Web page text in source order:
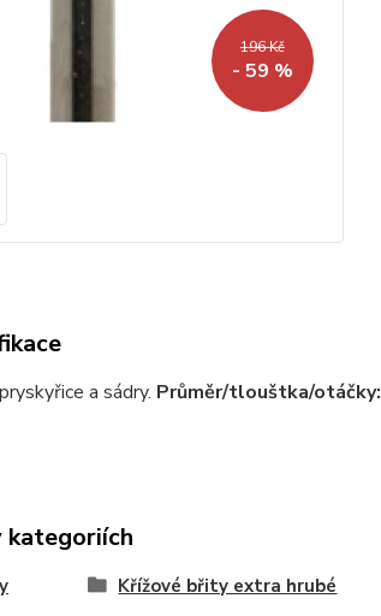
196 Kč
- 59 %
a sádry. Průměr/tlouštka/otáčky:
kategoriích
Křížové břity extra hrubé